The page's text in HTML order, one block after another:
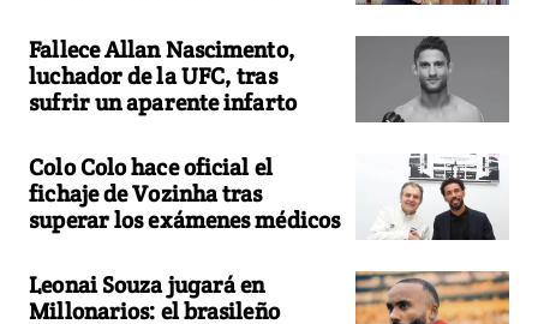
Fallece Allan Nascimento,
luchador de la UFC, tras
sufrir un aparente infarto
Colo Colo hace oficial el
fichaje de Vozinha tras
superar los exámenes médicos
Leonai Souza jugará en
Millonarios: el brasileño